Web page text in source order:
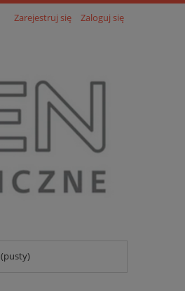
Zarejestruj się Zaloguj się
(pusty)